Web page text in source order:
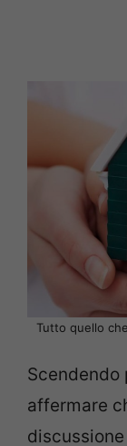
Tutto quello
Scendendo
affermare